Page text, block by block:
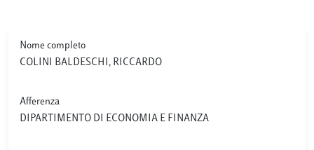
Nome completo
COLINI BALDESCHI, RICCARDO
Afferenza
DIPARTIMENTO DI ECONOMIA E FINANZA